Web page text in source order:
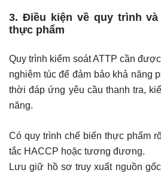
3. Điều kiện về quy trình
thực phẩm
Quy trình kiểm soát ATTP cần
nghiêm túc để đảm bảo khả năng
thời đáp ứng yêu cầu thanh tra,
năng.
Có quy trình chế biến thực phẩm
tắc HACCP hoặc tương đương.
Lưu giữ hồ sơ truy xuất nguồn